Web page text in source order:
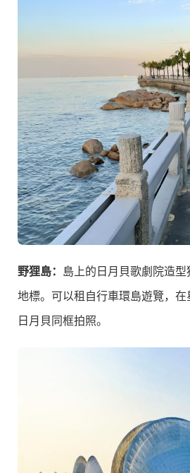
野狸島： 島上的日月貝歌劇院造
地標。可以租自行車環島遊覽，
日月貝同框拍照。